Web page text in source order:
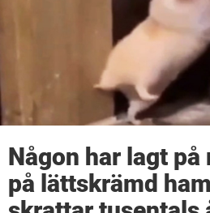
Någon har lagt
på lättskrämd